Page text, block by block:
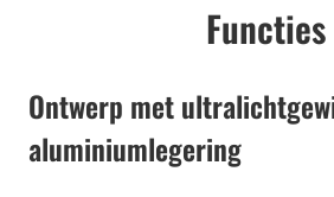
Functies
Ontwerp met
aluminiumlegering